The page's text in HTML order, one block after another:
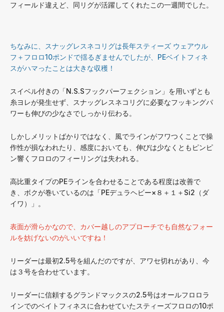
フィールド違えど、同リグが活躍してくれたこの一週間でした。
ちなみに、スナッグレスネコリグは長年スティーズ ウェアウル
フ＋フロロ10ポンドで揺るぎませんでしたが、PEベイトフィネ
スがハマったことは大きな収穫！
スイベル付きの「N.S.Sフックパーフェクション」を用いずとも
糸ヨレが発生せず、スナッグレスネコリグに必要なフッキングパ
ワーも伸びの少なさでしっかり伝わる。
しかしメリットばかりではなく、風でラインがフワつくことで操
作性が損なわれたり、感度においても、伸びは少なくともピンピ
ン響くフロロのフィーリングは失われる。
高比重タイプのPEラインを合わせることである程度は改善で
き、ボクが巻いているのは「PEデュラヘビー×８＋１＋Si2（ダ
イワ）」。
表面が滑らかなので、カバー越しのアプローチでも自然なフォー
ルを妨げないのがいいですね！
リーダーは最初2.5号を組んだのですが、アワセ切れがあり、今
は３号を合わせています。
リーダーに信頼するグランドマックスの2.5号はオールフロロラ
インでのベイトフィネスに合わせていたスティーズフロロの10ポ